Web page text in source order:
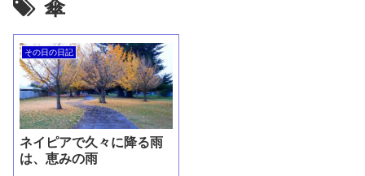
傘
その日の日記
ネイピアで久々に降る雨
は、恵みの雨